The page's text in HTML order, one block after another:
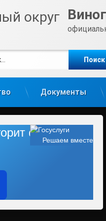
Документы
Решаем вместе
фонарь?